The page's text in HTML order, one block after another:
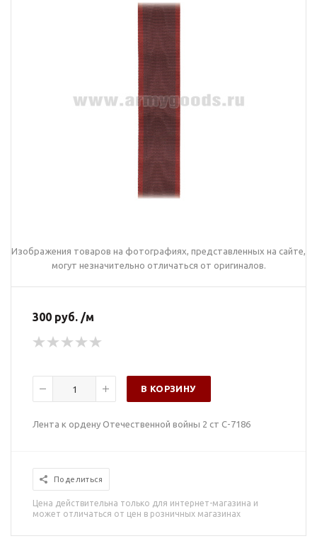
Изображения товаров на фотографиях, представленных на сайте,
могут незначительно отличаться от оригиналов.
300 руб. /м
В КОРЗИНУ
Лента к ордену Отечественной войны 2 ст С-7186
Поделиться
Цена действительна только для интернет-магазина и
может отличаться от цен в розничных магазинах